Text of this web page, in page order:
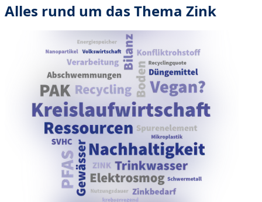
Alles rund um das Thema Zink